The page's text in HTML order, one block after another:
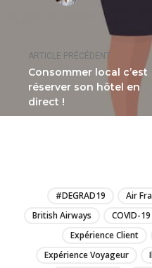
ARTICLE PRÉCÉDENT
Consommer local c’est
réserver son hôtel en
direct !
#DEGRAD19 Air
British Airways
COVID-19
Expérience Client
Expérience Voyageur